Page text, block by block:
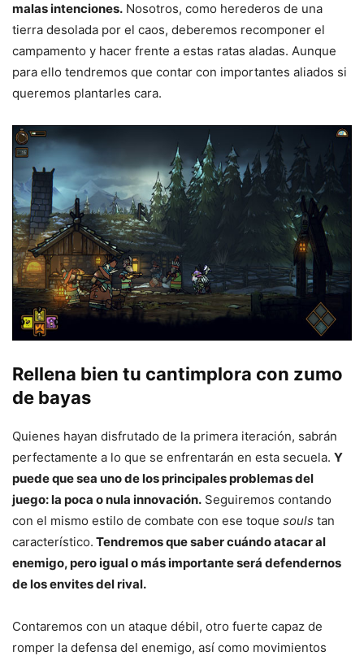
malas intenciones. Nosotros, como herederos de una
tierra desolada por el caos, deberemos recomponer el
campamento y hacer frente a estas ratas aladas. Aunque
para ello tendremos que contar con importantes aliados si
queremos plantarles cara.
Rellena bien tu cantimplora con zumo
de bayas
Quienes hayan disfrutado de la primera iteración, sabrán
perfectamente a lo que se enfrentarán en esta secuela. Y
puede que sea uno de los principales problemas del
juego: la poca o nula innovación. Seguiremos contando
con el mismo estilo de combate con ese toque souls tan
característico. Tendremos que saber cuándo atacar al
enemigo, pero igual o más importante será defendernos
de los envites del rival.
Contaremos con un ataque débil, otro fuerte capaz de
romper la defensa del enemigo, así como movimientos